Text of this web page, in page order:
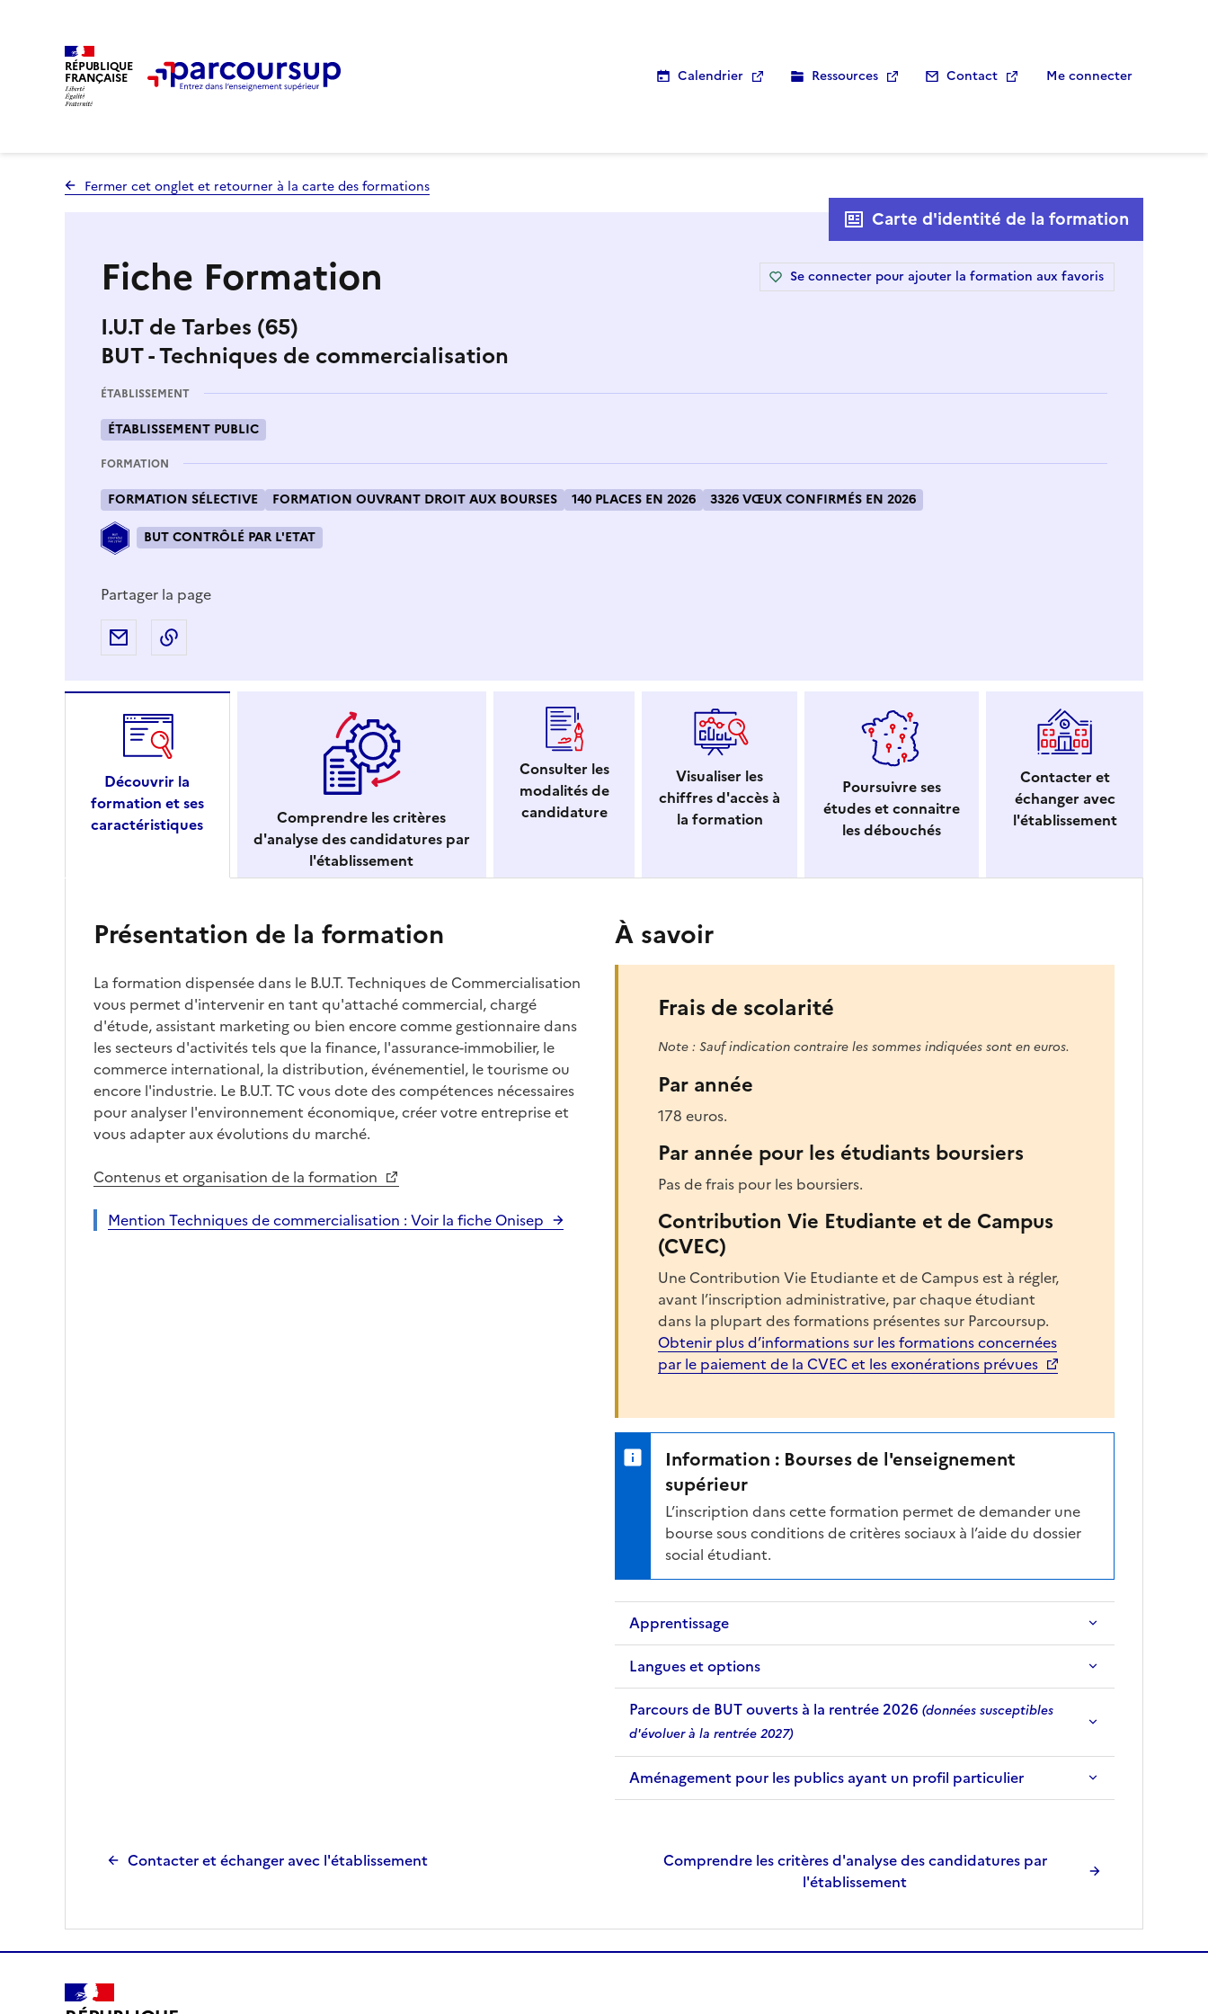
RÉPUBLIQUE
FRANÇAISE Calendrier Ressources Contact Me connecter
Fermer cet onglet et retourner à la carte des formations
Fiche Formation
I.U.T de Tarbes (65)
BUT - Techniques de commercialisation
Carte d'identité de la formation
Se connecter pour ajouter la formation aux favoris
ÉTABLISSEMENT
ÉTABLISSEMENT PUBLIC
FORMATION
FORMATION SÉLECTIVE FORMATION OUVRANT DROIT AUX BOURSES 140 PLACES EN 2026 3326 VŒUX CONFIRMÉS EN 2026
BUT CONTRÔLÉ PAR L'ETAT
Partager la page
Partager par e-mail
Découvrir la
formation et ses
caractéristiques
Comprendre les critères
d'analyse des candidatures par
l'établissement
Consulter les
modalités de
candidature
Visualiser les
chiffres d'accès à
la formation
Poursuivre ses
études et connaitre
les débouchés
Contacter et
échanger avec
l'établissement
Présentation de la formation
La formation dispensée dans le B.U.T. Techniques de Commercialisation
vous permet d'intervenir en tant qu'attaché commercial, chargé
d'étude, assistant marketing ou bien encore comme gestionnaire dans
les secteurs d'activités tels que la finance, l'assurance-immobilier, le
commerce international, la distribution, événementiel, le tourisme ou
encore l'industrie. Le B.U.T. TC vous dote des compétences nécessaires
pour analyser l'environnement économique, créer votre entreprise et
vous adapter aux évolutions du marché.
Contenus et organisation de la formation
Mention Techniques de commercialisation : Voir la fiche Onisep
À savoir
Frais de scolarité
Note : Sauf indication contraire les sommes indiquées sont en euros.
Par année
178 euros.
Par année pour les étudiants boursiers
Pas de frais pour les boursiers.
Contribution Vie Etudiante et de Campus
(CVEC)
Une Contribution Vie Etudiante et de Campus est à régler,
avant l’inscription administrative, par chaque étudiant
dans la plupart des formations présentes sur Parcoursup.
Obtenir plus d’informations sur les formations concernées
par le paiement de la CVEC et les exonérations prévues
Information : Bourses de l'enseignement
supérieur
L’inscription dans cette formation permet de demander une
bourse sous conditions de critères sociaux à l’aide du dossier
social étudiant.
Apprentissage
Langues et options
Parcours de BUT ouverts à la rentrée 2026 (données susceptibles
d'évoluer à la rentrée 2027)
Aménagement pour les publics ayant un profil particulier
Contacter et échanger avec l'établissement
Comprendre les critères d'analyse des candidatures par
l'établissement